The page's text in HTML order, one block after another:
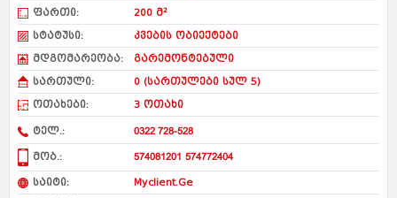
ფართი:
200 მ²
სტატუსი:
კვების ობიექტები
მდგომარეობა:
გარემონტებული
სართული:
0 (სართულები სულ 5)
ოთახები:
3 ოთახი
ტელ.: 0322 728-528
მობ.: 574081201 574772404
საიტი:
Myclient.Ge